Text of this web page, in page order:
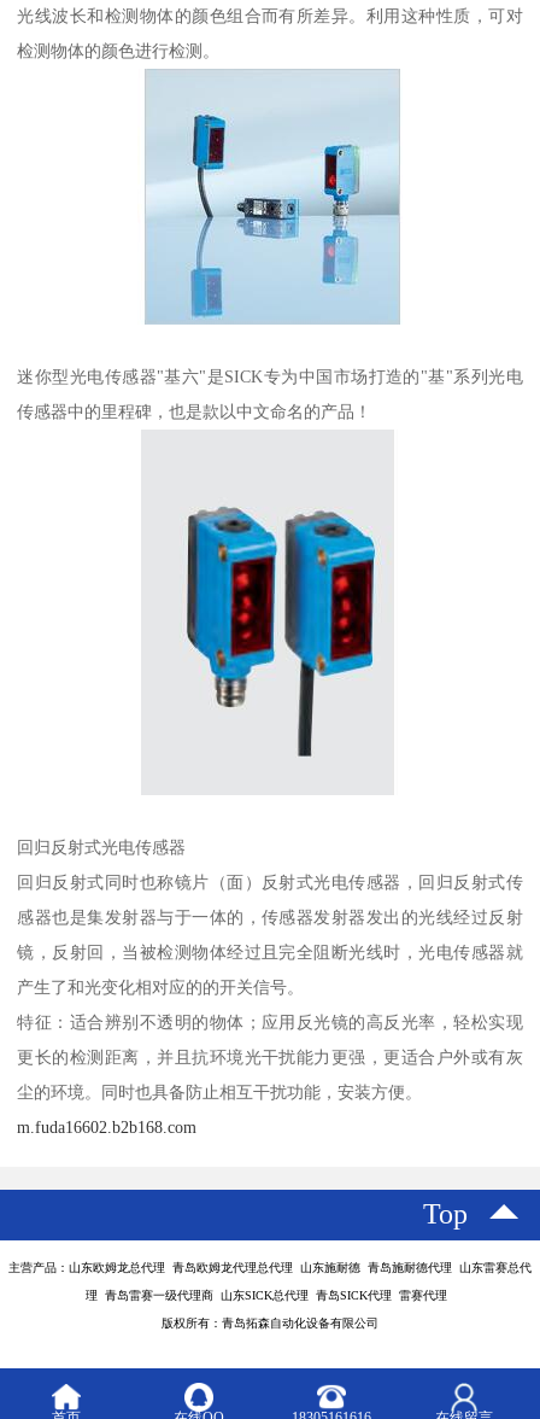
光线波长和检测物体的颜色组合而有所差异。利用这种性质，可对
检测物体的颜色进行检测。
迷你型光电传感器"基六"是SICK专为中国市场打造的"基"系列光电
传感器中的里程碑，也是款以中文命名的产品！
回归反射式光电传感器
回归反射式同时也称镜片（面）反射式光电传感器，回归反射式传
感器也是集发射器与于一体的，传感器发射器发出的光线经过反射
镜，反射回，当被检测物体经过且完全阻断光线时，光电传感器就
产生了和光变化相对应的的开关信号。
特征：适合辨别不透明的物体；应用反光镜的高反光率，轻松实现
更长的检测距离，并且抗环境光干扰能力更强，更适合户外或有灰
尘的环境。同时也具备防止相互干扰功能，安装方便。
m.fuda16602.b2b168.com
Top
主营产品：山东欧姆龙总代理 青岛欧姆龙代理总代理 山东施耐德 青岛施耐德代理 山东雷赛总代
理 青岛雷赛一级代理商 山东SICK总代理 青岛SICK代理 雷赛代理
版权所有：青岛拓森自动化设备有限公司